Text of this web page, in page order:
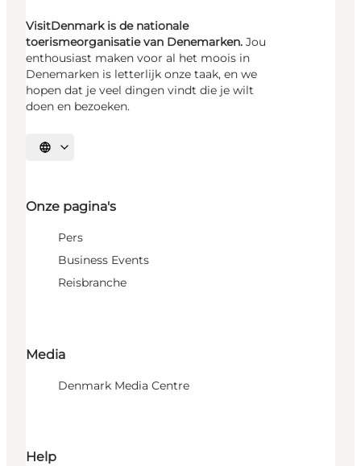
VisitDenmark is de nationale
toerismeorganisatie van Denemarken. Jou
enthousiast maken voor al het moois in
Denemarken is letterlijk onze taak, en we
hopen dat je veel dingen vindt die je wilt
doen en bezoeken.
Selecteer taal
Onze pagina's
Pers
Business Events
Reisbranche
Media
Denmark Media Centre
Help